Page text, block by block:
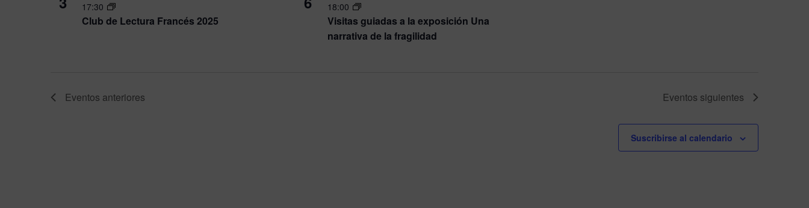
Club de Lectura Francés 2025
17:30
Visitas guiadas a la exposición Una
narrativa de la fragilidad
18:00
Eventos anteriores Eventos siguientes
Suscribirse al calendario